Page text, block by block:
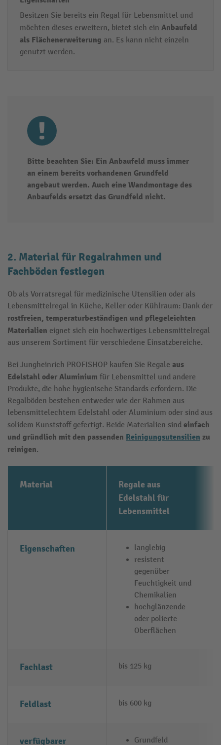
Besitzen Sie bereits ein Regal für Lebensmittel und
möchten dieses erweitern, bietet sich ein Anbaufeld
als Flächenerweiterung an. Es kann nicht einzeln
genutzt werden.
Bitte beachten Sie: Ein Anbaufeld muss immer
an einem bereits vorhandenen Grundfeld
angebaut werden. Auch eine Wandmontage des
Anbaufelds ersetzt das Grundfeld nicht.
2. Material für Regalrahmen und
Fachböden festlegen
Ob als Vorratsregal für medizinische Utensilien oder als
Lebensmittelregal in Küche, Keller oder Kühlraum: Dank der
rostfreien, temperaturbeständigen und pflegeleichten
Materialien eignet sich ein hochwertiges Lebensmittelregal
aus unserem Sortiment für verschiedene Einsatzbereiche.
Bei Jungheinrich PROFISHOP kaufen Sie Regale aus
Edelstahl oder Aluminium für Lebensmittel und andere
Produkte, die hohe hygienische Standards erfordern. Die
Regalböden bestehen entweder wie der Rahmen aus
lebensmittelechtem Edelstahl oder Aluminium oder sind aus
solidem Kunststoff gefertigt. Beide Materialien sind einfach
und gründlich mit den passenden Reinigungsutensilien zu
reinigen.
Material
Regale aus
Edelstahl für
Lebensmittel
Eigenschaften
langlebig
resistent
gegenüber
Feuchtigkeit und
Chemikalien
hochglänzende
oder polierte
Oberflächen
Fachlast bis 125 kg
Feldlast bis 600 kg
verfügbarer Grundfeld